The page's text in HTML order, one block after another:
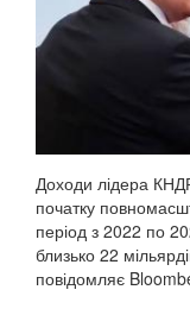
Доходи лідера
початку
період з 2022 по
близько 22
повідомляє